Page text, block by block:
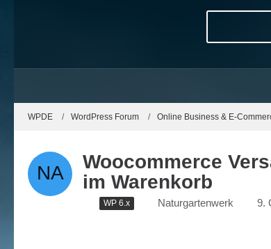
WPDE WordPress Forum Online Business & E-
Woocommerce
im Warenkorb
WP 6.x Naturgartenwerk 9.